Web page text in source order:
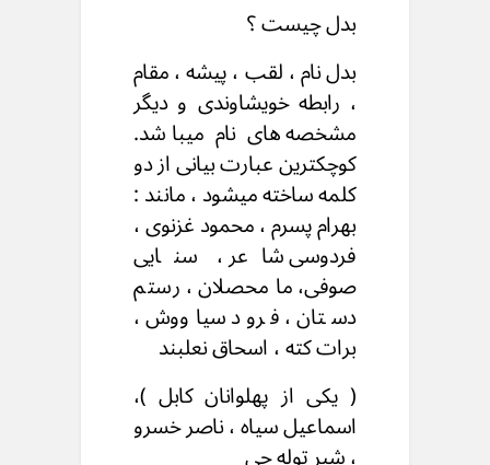
بدل چیست ؟
بدل نام ، لقب ، پیشه ، مقام
، رابطه خویشاوندی و دیگر
مشخصه های نام میباشد.
کوچکترین عبارت بیانی از دو
کلمه ساخته میشود ، مانند :
بهرام پسرم ، محمود غزنوی ،
فردوسی شاعر ، سنایی
صوفی، ما محصلان ، رستم
دستان ، فرود سیاووش ،
برات کته ، اسحاق نعلبند
( یکی از پهلوانان کابل )،
اسماعیل سیاه ، ناصر خسرو